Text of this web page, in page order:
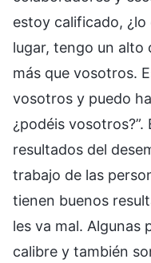
estoy calificado,
lugar, tengo un alto
más que vosotros.
vosotros y puedo
¿podéis
resultados del
trabajo de las
tienen buenos
les va mal. Algunas
calibre y también